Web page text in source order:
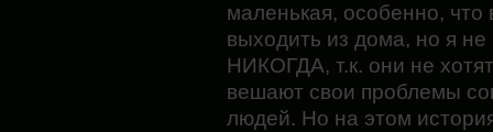
маленькая, особенно,
выходить из дома, но я
НИКОГДА, т.к. они не
вешают свои проблемы
людей. Но на этом